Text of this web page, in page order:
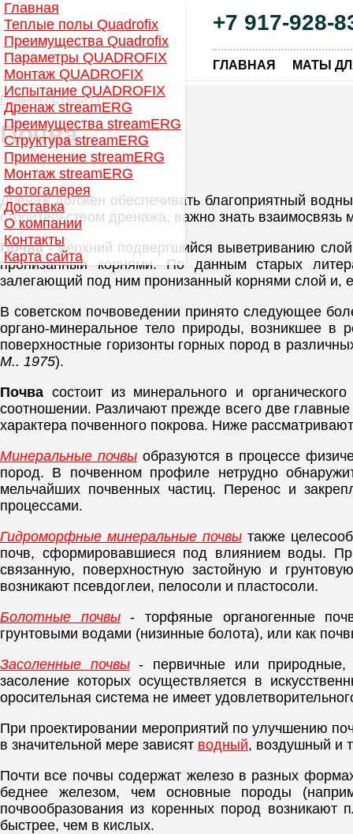
Главная
Теплые полы Quadrofix
Преимущества Quadrofix
Параметры QUADROFIX
Монтаж QUADROFIX
Испытание QUADROFIX
Дренаж streamERG
Преимущества streamERG
Структура streamERG
Применение streamERG
Монтаж streamERG
Фотогалерея
Доставка
О компании
Контакты
Карта сайта
+7 917-928-
ГЛАВНАЯ МАТЫ
Главная/Статьи/ Почва
Почва
Дренаж должен обеспечивать благоприятный
строительством дренажа, важно знать взаимосвязь
Почва- верхний подвергшийся выветриванию
пронизанный корнями. По данным старых
залегающий под ним пронизанный корнями слой и,
В советском почвоведении принято следующее
органо-минеральное тело природы, возникшее в
поверхностные горизонты горных пород в
М.. 1975).
Почва состоит из минерального и
соотношении. Различают прежде всего две
характера почвенного покрова. Ниже
Минеральные почвы образуются в процессе
пород. В почвенном профиле нетрудно
мельчайших почвенных частиц. Перенос и
процессами.
Гидроморфные минеральные почвытакже
почв, сформировавшиеся под влиянием воды.
связанную, поверхностную застойную и
возникают псевдоглеи, пелосоли и пластосоли.
Болотные почвы- торфяные органогенные
грунтовыми водами (низинные болота), или как
Засоленные почвы- первичные или природные,
засоление которых осуществляется в
оросительная система не имеет
При проектировании мероприятий по улучшению
в значительной мере зависят водный, воздушный и
Почти все почвы содержат железо в разных
беднее железом, чем основные породы
почвообразования из коренных пород
быстрее, чем в кислых.